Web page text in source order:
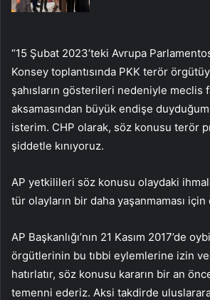
“15 Şubat 2023’teki Avrupa
Konsey toplantısında PKK terör
şahısların gösterileri nedeniyle meclis
aksamasından büyük endişe
isterim. CHP olarak, söz konusu terör
şiddetle kınıyoruz.
AP yetkilileri söz konusu olaydaki
tür olayların bir daha yaşanmaması için
AP Başkanlığı’nın 21 Kasım 2017’de
örgütlerinin bu tıbbi eylemlerine izin
hatırlatır, söz konusu kararın bir an
temenni ederiz. Aksi takdirde